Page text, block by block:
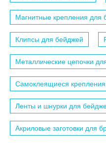
Магнитные крепления для
Клипсы для бейджей
Металлические цепочки
Самоклеящиеся крепления
Ленты и шнурки для
Акриловые заготовки для